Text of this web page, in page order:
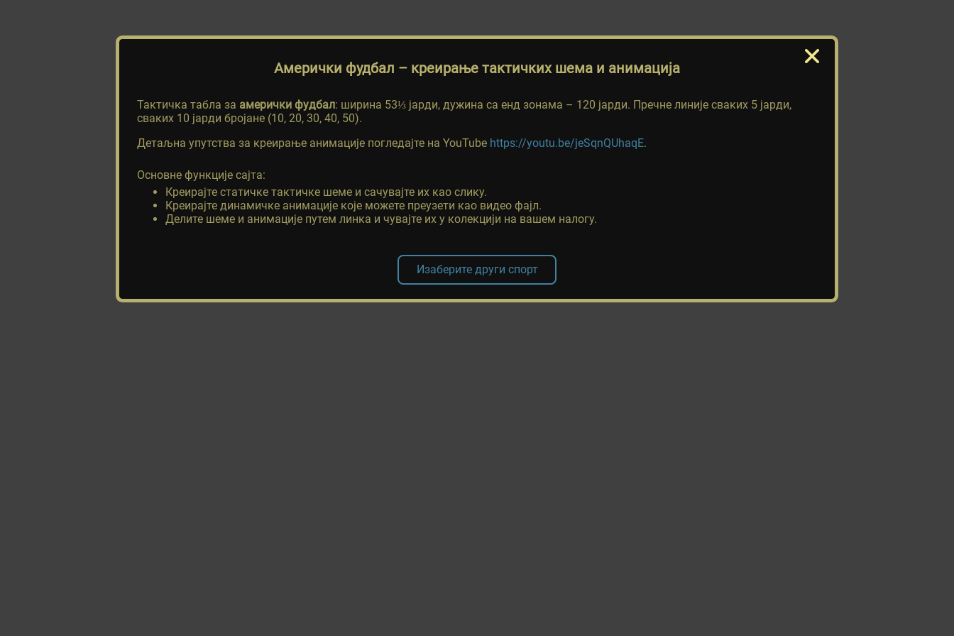
Амерички фудбал – креирање тактичких шема и анимација
Тактичка табла за амерички фудбал: ширина 53⅓ јарди, дужина са енд зонама – 120 јарди. Пречне линије сваких 5 јарди,
сваких 10 јарди бројане (10, 20, 30, 40, 50).
Детаљна упутства за креирање анимације погледајте на YouTube https://youtu.be/jeSqnQUhaqE.
Основне функције сајта:
Креирајте статичке тактичке шеме и сачувајте их као слику.
Креирајте динамичке анимације које можете преузети као видео фајл.
Делите шеме и анимације путем линка и чувајте их у колекцији на вашем налогу.
Изаберите други спорт